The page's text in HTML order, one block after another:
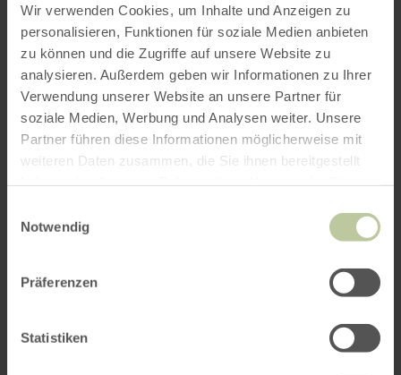
Wir verwenden Cookies, um Inhalte und Anzeigen zu
personalisieren, Funktionen für soziale Medien anbieten
zu können und die Zugriffe auf unsere Website zu
analysieren. Außerdem geben wir Informationen zu Ihrer
Verwendung unserer Website an unsere Partner für
soziale Medien, Werbung und Analysen weiter. Unsere
Partner führen diese Informationen möglicherweise mit
weiteren Daten zusammen, die Sie ihnen bereitgestellt
Notwendig
Präferenzen
Statistiken
ROUTE PLANEN
Das könnte Sie auch
interessieren